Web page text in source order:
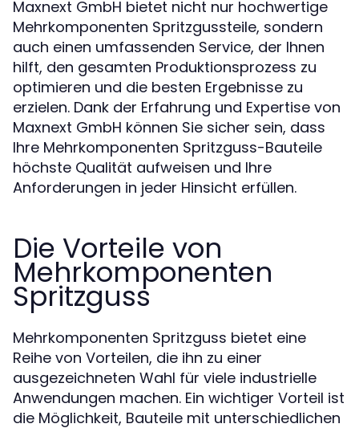
Maxnext GmbH bietet nicht nur hochwertige
Mehrkomponenten Spritzgussteile, sondern
auch einen umfassenden Service, der Ihnen
hilft, den gesamten Produktionsprozess zu
optimieren und die besten Ergebnisse zu
erzielen. Dank der Erfahrung und Expertise von
Maxnext GmbH können Sie sicher sein, dass
Ihre Mehrkomponenten Spritzguss-Bauteile
höchste Qualität aufweisen und Ihre
Anforderungen in jeder Hinsicht erfüllen.
Die Vorteile von
Mehrkomponenten
Spritzguss
Mehrkomponenten Spritzguss bietet eine
Reihe von Vorteilen, die ihn zu einer
ausgezeichneten Wahl für viele industrielle
Anwendungen machen. Ein wichtiger Vorteil ist
die Möglichkeit, Bauteile mit unterschiedlichen